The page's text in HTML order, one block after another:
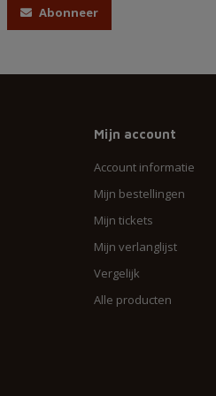
Abonneer
Mijn account
Account informatie
Mijn bestellingen
Mijn tickets
Mijn verlanglijst
Vergelijk
Alle producten